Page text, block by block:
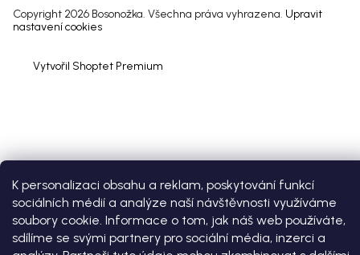
K personalizaci obsahu a reklam, poskytování funkcí
sociálních médií a analýze naší návštěvnosti využíváme
soubory cookie. Informace o tom, jak náš web používáte,
sdílíme se svými partnery pro sociální média, inzerci a
Vytvořil Shoptet Premium
Copyright 2026 Bosonožka. Všechna práva vyhrazena. Upravit
nastavení cookies